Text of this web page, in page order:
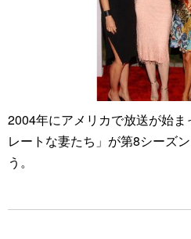
2004年にアメリカで放送が始
レートな妻たち」が第8シーズ
う。